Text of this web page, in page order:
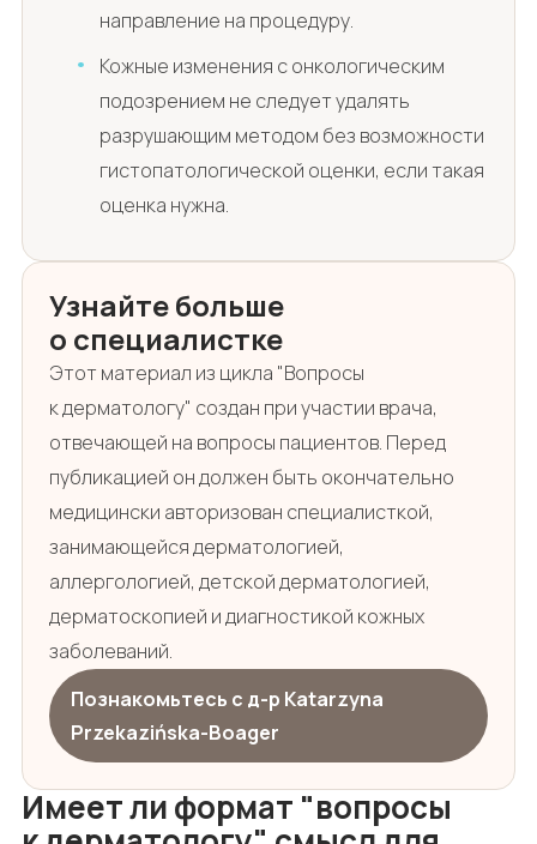
направление на процедуру.
Кожные изменения с онкологическим
подозрением не следует удалять
разрушающим методом без возможности
гистопатологической оценки, если такая
оценка нужна.
Узнайте больше
о специалистке
Этот материал из цикла "Вопросы
к дерматологу" создан при участии врача,
отвечающей на вопросы пациентов. Перед
публикацией он должен быть окончательно
медицински авторизован специалисткой,
занимающейся дерматологией,
аллергологией, детской дерматологией,
дерматоскопией и диагностикой кожных
заболеваний.
Познакомьтесь с д-р Katarzyna
Przekazińska-Boager
Имеет ли формат "вопросы